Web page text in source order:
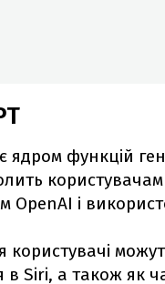
ядром функцій
користувачам
OpenAI і
користувачі
Siri, а також як